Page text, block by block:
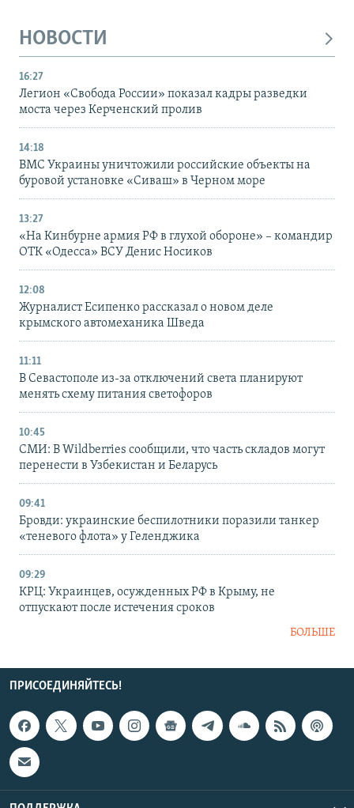
НОВОСТИ
16:27
Легион «Свобода России» показал кадры разведки
моста через Керченский пролив
14:18
ВМС Украины уничтожили российские объекты на
буровой установке «Сиваш» в Черном море
13:27
«На Кинбурне армия РФ в глухой обороне» – командир
ОТК «Одесса» ВСУ Денис Носиков
12:08
Журналист Есипенко рассказал о новом деле
крымского автомеханика Шведа
11:11
В Севастополе из-за отключений света планируют
менять схему питания светофоров
10:45
СМИ: В Wildberries сообщили, что часть складов могут
перенести в Узбекистан и Беларусь
09:41
Бровди: украинские беспилотники поразили танкер
«теневого флота» у Геленджика
09:29
КРЦ: Украинцев, осужденных РФ в Крыму, не
отпускают после истечения сроков
БОЛЬШЕ
ПРИСОЕДИНЯЙТЕСЬ!